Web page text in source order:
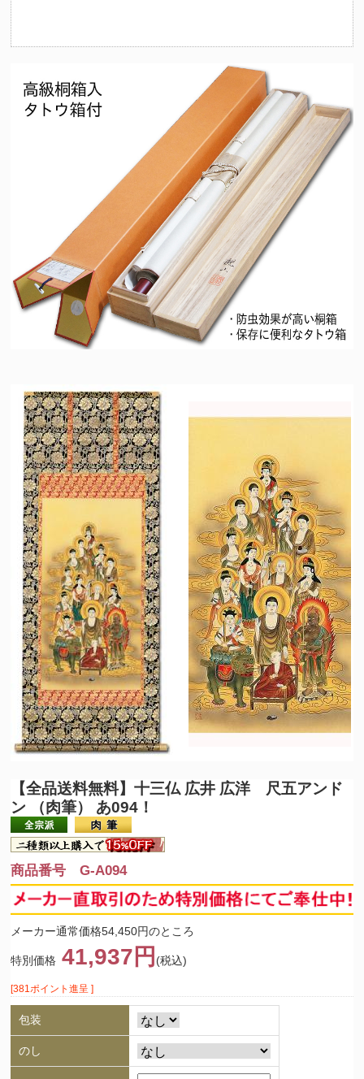
（十二支の守護仏にも起因）法要を期に祖先の供養とご自身やご家
族の守護を目的として心安らかな日々を過ごせるようこの掛け軸を
お掛けくださいませ。
【全品送料無料】十三仏 広井 広洋 尺五アンド
ン （肉筆） あ094！
商品番号 G-A094
メーカー通常価格54,450円のところ
特別価格 41,937円 (税込)
[381ポイント進呈 ]
包装
のし